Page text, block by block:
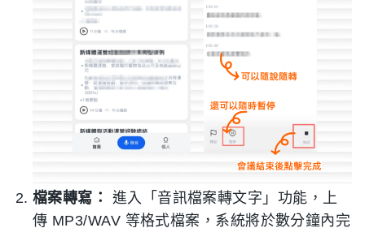
檔案轉寫：
進入「音訊檔案轉文字」功能，上
傳 MP3/WAV 等格式檔案，系統將於數分鐘內完